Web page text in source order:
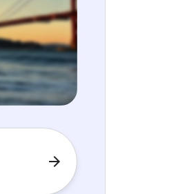
arrow_forward